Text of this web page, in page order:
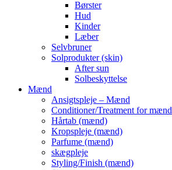
Børster
Hud
Kinder
Læber
Selvbruner
Solprodukter (skin)
After sun
Solbeskyttelse
Mænd
Ansigtspleje – Mænd
Conditioner/Treatment for mænd
Hårtab (mænd)
Kropspleje (mænd)
Parfume (mænd)
skægpleje
Styling/Finish (mænd)